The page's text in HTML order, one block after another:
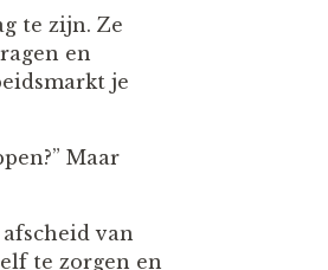
te zijn. Ze
en
je
Maar
van
te zorgen en